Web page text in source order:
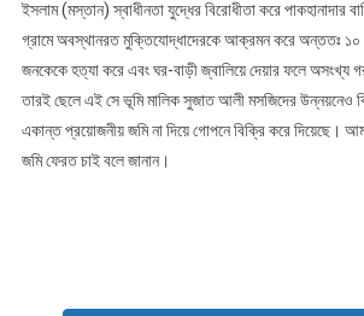
ইসলাম (মস্তান) স্বাধীনতা যুদ্ধের বিরোধীতা করে পাকহানাদার
গ্রামে অবস্থানরত মুক্তিযোদ্ধাদেরকে আক্রমন করে অন্ততঃ
জনকেকে হত্যা করে এবং ঘর-বাড়ী জ্বালিয়ে দেয়ার ফলে অসংখ্য
তারই ছেলে এই সে ভূমি মালিক সুজাত আলী মসজিদের উন্নয়নেও
একান্ত প্রয়োজনীয় জমি না দিয়ে গোপনে বিক্রি করে দিয়েছে।
জমি ফেরত চাই বলে জানান।